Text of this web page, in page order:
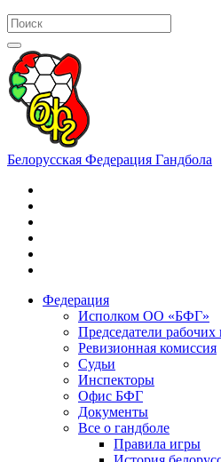
Белорусская Федерация Гандбола
Федерация
Исполком ОО «БФГ»
Председатели рабочих
Ревизионная комиссия
Судьи
Инспекторы
Офис БФГ
Документы
Все о гандболе
Правила игры